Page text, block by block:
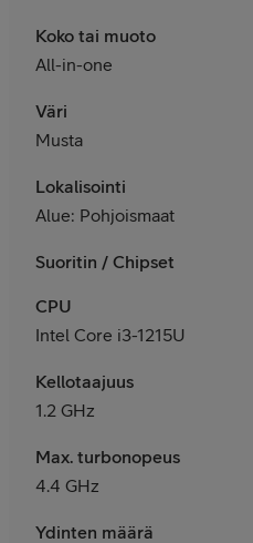
Koko tai muoto
All-in-one
Väri
Musta
Lokalisointi
Alue: Pohjoismaat
Suoritin / Chipset
CPU
Intel Core i3-1215U
Kellotaajuus
1.2 GHz
Max. turbonopeus
4.4 GHz
Ydinten määrä